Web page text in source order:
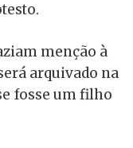
menção à
arquivado na
fosse um filho